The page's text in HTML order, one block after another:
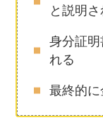
と説明さ
身分証
れる
最終的